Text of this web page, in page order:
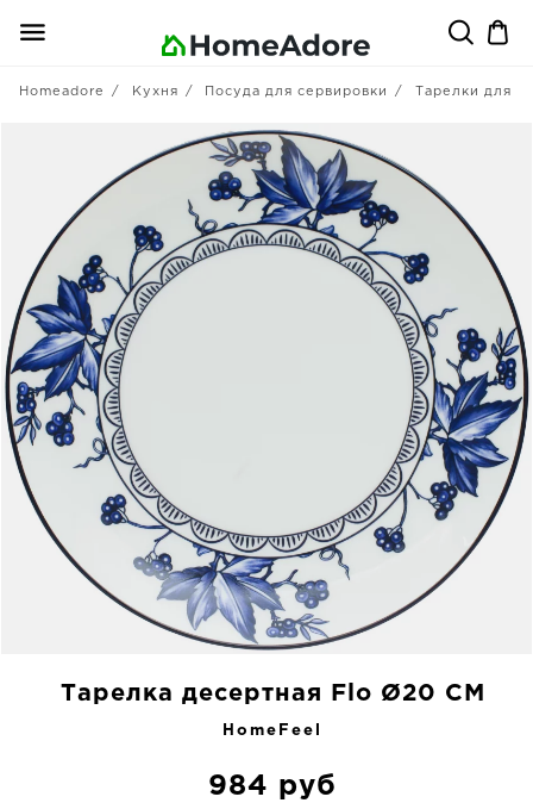
Homeadore Кухня Посуда для сервировки Тарелки для
Тарелка десертная Flo Ø20 CM
HomeFeel
984 руб